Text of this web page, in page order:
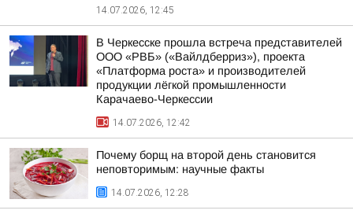
14.07.2026, 12:45
В Черкесске прошла встреча представителей
ООО «РВБ» («Вайлдберриз»), проекта
«Платформа роста» и производителей
продукции лёгкой промышленности
Карачаево-Черкессии
14.07.2026, 12:42
Почему борщ на второй день становится
неповторимым: научные факты
14.07.2026, 12:28